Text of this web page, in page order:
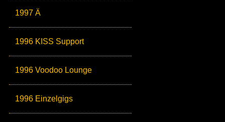
1997 Ä
1996 KISS Support
1996 Voodoo Lounge
1996 Einzelgigs